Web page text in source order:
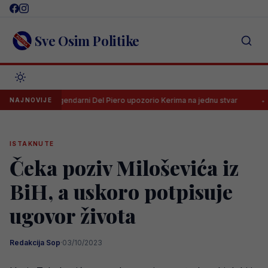
Skip
content Sve Osim Politike
NAJNOVIJE
Legendarni Del Piero upozorio Kerima na jednu stvar UEFA
ISTAKNUTE
Čeka poziv Miloševića iz
BiH, a uskoro potpisuje
ugovor života
Redakcija Sop·03/10/2023